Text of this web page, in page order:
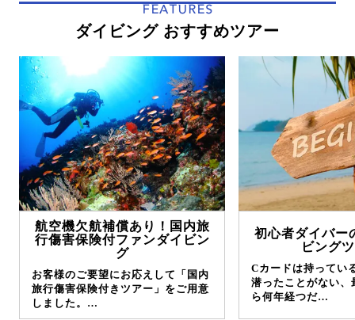
FEATURES
ダイビング おすすめツアー
航空機欠航補償あり！国内旅
行傷害保険付ファンダイビン
グ
お客様のご要望にお応えして「国内
旅行傷害保険付きツアー」をご用意
しました。…
初心者ダイバー
ビング
Cカードは持ってい
潜ったことがない、
ら何年経つだ…